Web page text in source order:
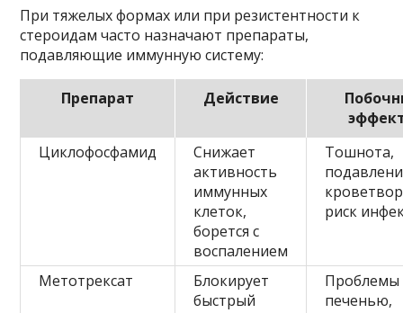
При тяжелых формах или при резистентности к
стероидам часто назначают препараты,
подавляющие иммунную систему:
Препарат Действие
Циклофосфамид
Снижает
активность
иммунных
клеток,
борется с
воспалением
Тошнота,
риск
Метотрексат
Блокирует
быстрый
Проблемы
печенью,